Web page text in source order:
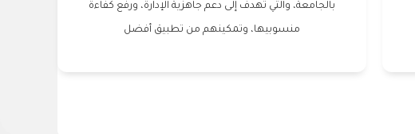
بالجامعة، والتي تهدف إلى دعم جاهزية الإدارة، ورفع كفاءة
منسوبيها، وتمكينهم من تطبيق أفضل